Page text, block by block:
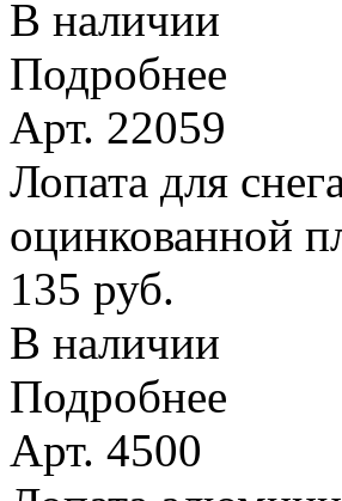
В наличии
Подробнее
Арт. 22059
Лопата для
оцинкованной
135 руб.
В наличии
Подробнее
Арт. 4500